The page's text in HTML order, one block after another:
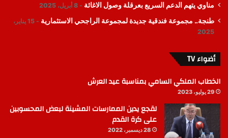
مناوي يتهم الدعم السريع بعرقلة وصول الاغاثة 8 أبريل، 2025
طنجة.. مجموعة فندقية جديدة لمجموعة الراجحي الاستثمارية
15 يناير،
2025
أضواء TV
الخطاب الملكي السامي بمناسبة عيد العرش
29 يوليو، 2023
لقجع يدين الممارسات المشينة لبعض المحسوبين
على كرة القدم
28 ديسمبر، 2022